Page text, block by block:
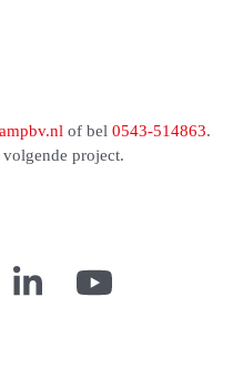
of bel0543-514863.
project.
LinkedInYouTube